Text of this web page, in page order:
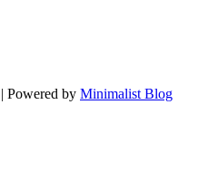
| Powered by Minimalist Blog